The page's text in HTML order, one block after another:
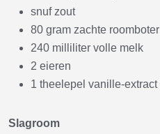
snuf zout
80 gram zachte roomboter
240 milliliter volle melk
2 eieren
1 theelepel vanille-extract
Slagroom